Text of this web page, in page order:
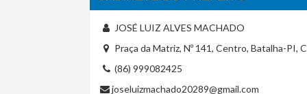
JOSÉ LUIZ ALVES MACHADO
Praça da Matriz, Nº 141, Centro, Batalha-PI,
(86) 999082425
joseluizmachado20289@gmail.com